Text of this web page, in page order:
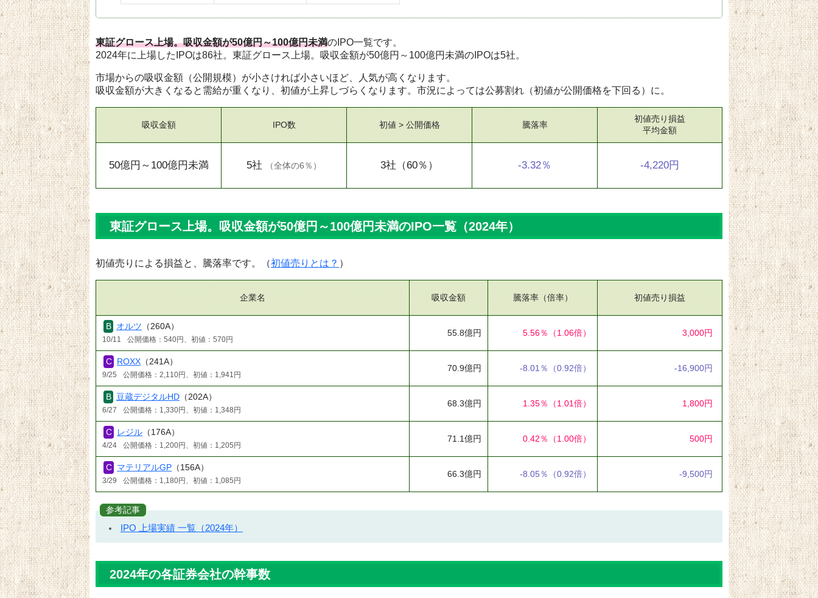
東証グロース上場。吸収金額が50億円～100億円未満のIPO一覧です。
2024年に上場したIPOは86社。東証グロース上場。吸収金額が50億円～100億円未満のIPOは5社。
市場からの吸収金額（公開規模）が小さければ小さいほど、人気が高くなります。
吸収金額が大きくなると需給が重くなり、初値が上昇しづらくなります。市況によっては公募割れ（初値が公開価格を下回る）に。
吸収金額
50億円～100億円未満
IPO数
5社 （全体の6％ ）
初値 > 公開価格
3社 （60％）
騰落率
-3.32％
初値売り損益
平均金額
-4,220円
東証グロース上場。吸収金額が50億円～100億円未満のIPO一覧（2024年）
初値売りによる損益と、騰落率です。（初値売りとは？ ）
企業名 吸収金額 騰落率（倍率） 初値売り損益
オルツ （260A）
10/11 公開価格：540円、初値：570円
55.8億円 5.56％ （1.06倍） 3,000円
ROXX （241A）
9/25 公開価格：2,110円、初値：1,941円
70.9億円 -8.01％ （0.92倍） -16,900円
豆蔵デジタルHD （202A）
6/27 公開価格：1,330円、初値：1,348円
68.3億円 1.35％ （1.01倍） 1,800円
レジル （176A）
4/24 公開価格：1,200円、初値：1,205円
71.1億円 0.42％ （1.00倍） 500円
マテリアルGP （156A）
3/29 公開価格：1,180円、初値：1,085円
66.3億円 -8.05％ （0.92倍） -9,500円
参考記事
IPO 上場実績 一覧（2024年）
2024年の各証券会社の幹事数